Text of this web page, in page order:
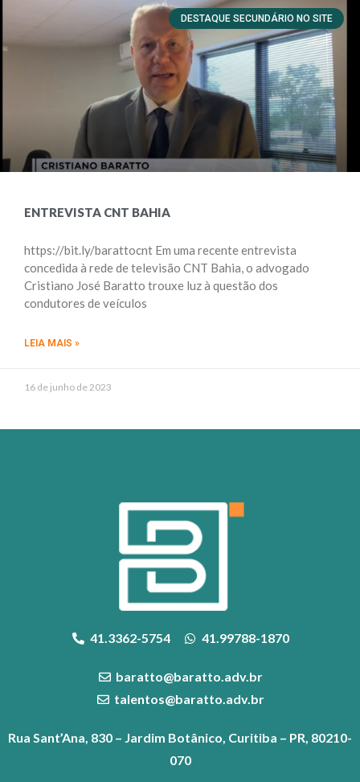
DESTAQUE SECUNDÁRIO NO SITE
ENTREVISTA CNT BAHIA
https://bit.ly/barattocnt Em uma recente entrevista
concedida à rede de televisão CNT Bahia, o advogado
Cristiano José Baratto trouxe luz à questão dos
condutores de veículos
LEIA MAIS »
16 de junho de 2023
41.3362-5754 41.99788-1870
baratto@baratto.adv.br
talentos@baratto.adv.br
Rua Sant’Ana, 830 – Jardim Botânico, Curitiba – PR, 80210-
070